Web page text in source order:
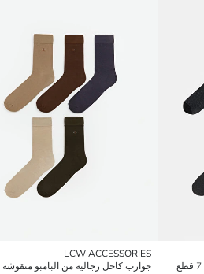
LCW ACCESSORIES